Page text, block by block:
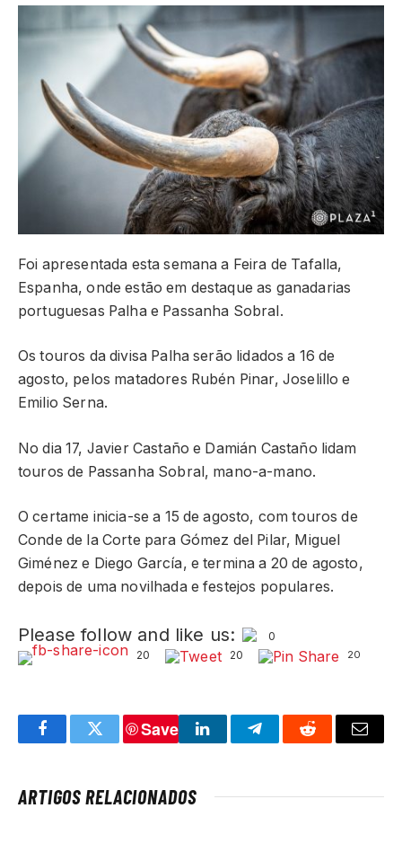
Foi apresentada esta semana a Feira de Tafalla,
Espanha, onde estão em destaque as ganadarias
portuguesas Palha e Passanha Sobral.
Os touros da divisa Palha serão lidados a 16 de
agosto, pelos matadores Rubén Pinar, Joselillo e
Emilio Serna.
No dia 17, Javier Castaño e Damián Castaño lidam
touros de Passanha Sobral, mano-a-mano.
O certame inicia-se a 15 de agosto, com touros de
Conde de la Corte para Gómez del Pilar, Miguel
Giménez e Diego García, e termina a 20 de agosto,
depois de uma novilhada e festejos populares.
Please follow and like us:
0
20
20 20
FacebookTwitter
Save
LinkedInTelegramReddit Email
ARTIGOS RELACIONADOS